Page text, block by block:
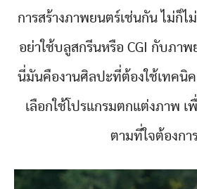
การสร้างภาพยนตร์เช่นกัน ไม่ก็ไ
อย่าใช้บลูสกรีนหรือ CGI กับภาพ
นี่มันคืองานศิลปะที่ต้องใช้เทคนิ
เลือกใช้โปรแกรมตกแต่งภาพ
ตามที่ใจต้องกา